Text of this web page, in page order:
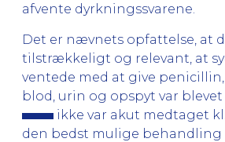
afvente dyrkningssvarene.
Det er nævnets opfattelse, at
tilstrækkeligt og relevant, at
ventede med at give
blod, urin og opspyt var
ikke var akut medtaget
den bedst mulige behandling